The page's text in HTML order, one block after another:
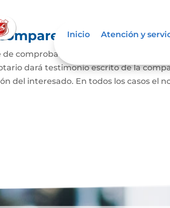
Inicio Atención y
para
de comprobar que una persona
dará testimonio escrito de la
del interesado. En todos los casos el